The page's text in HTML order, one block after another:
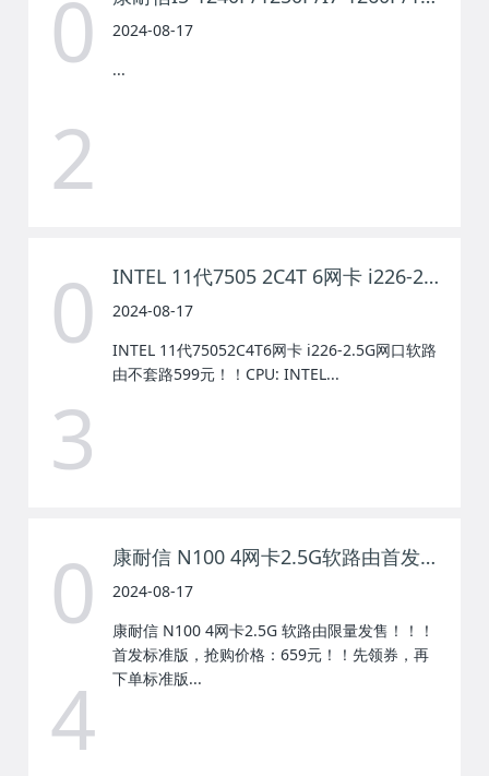
0
2
2024-08-17
...
0
3
INTEL 11代7505 2C4T 6网卡 i226-2.5G
2024-08-17
INTEL 11代75052C4T6网卡 i226-2.5G网口软路
由不套路599元！！CPU: INTEL...
0
4
康耐信 N100 4网卡2.5G软路由首发限量发售！
2024-08-17
康耐信 N100 4网卡2.5G 软路由限量发售！！！
首发标准版，抢购价格：659元！！先领券，再
下单标准版...